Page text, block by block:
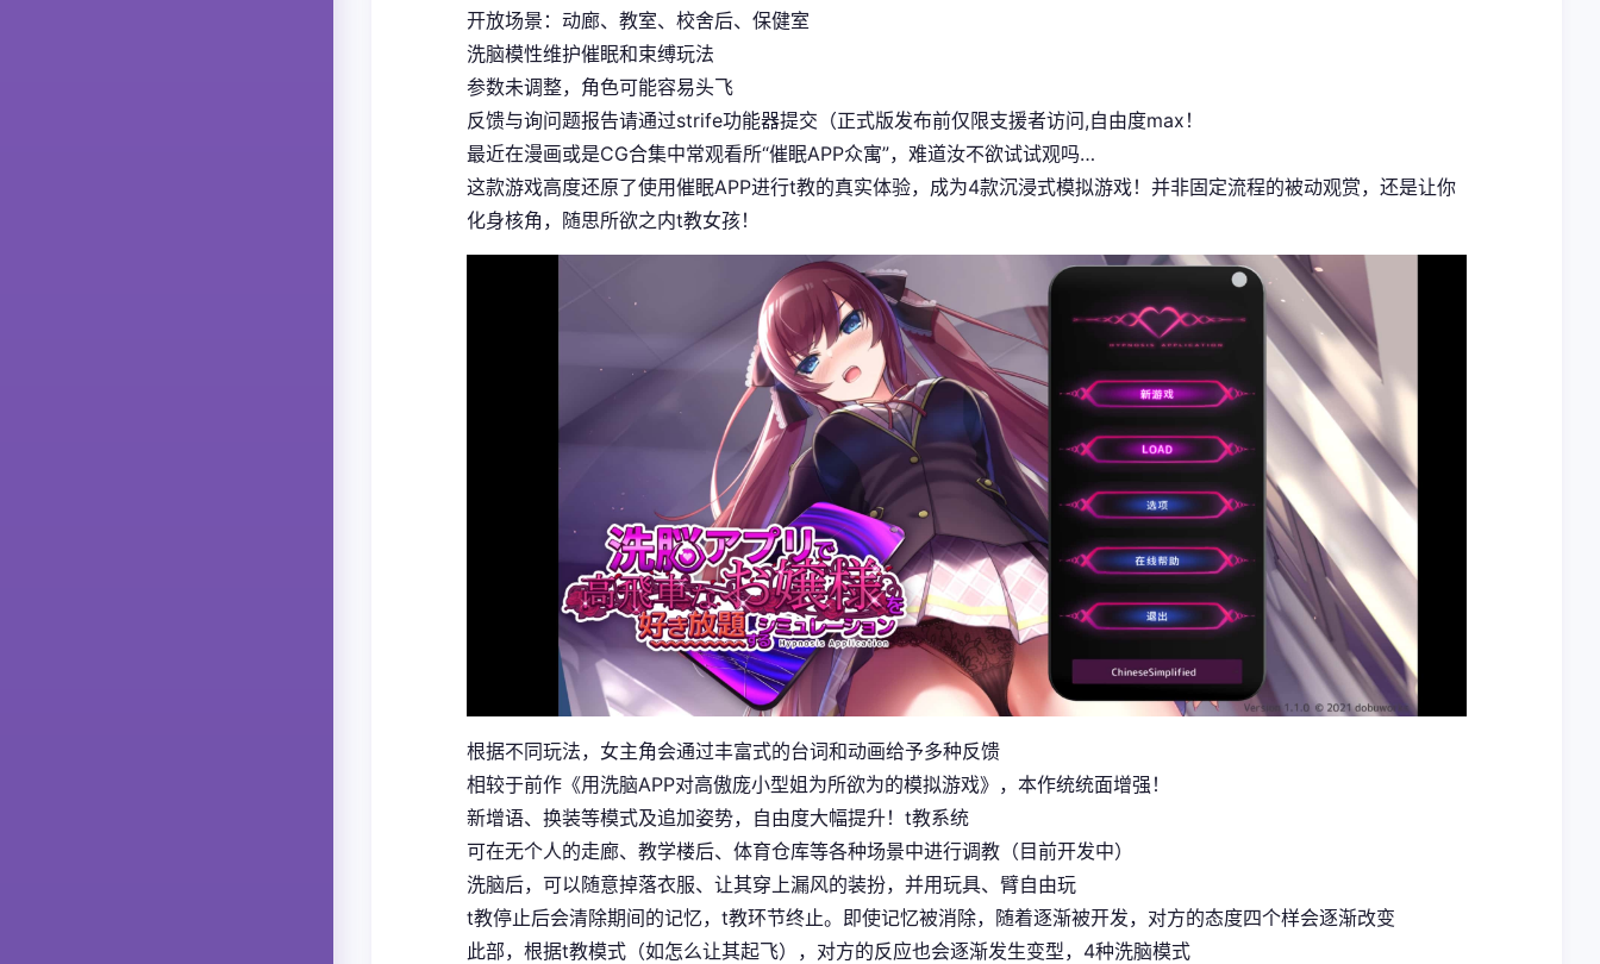
开放场景：动廊、教室、校舍后、保健室
洗脑模性维护催眠和束缚玩法
参数未调整，角色可能容易头飞
反馈与询问题报告请通过strife功能器提交（正式版发布前仅限支援者访问,自由度max！
最近在漫画或是CG合集中常观看所“催眠APP众寓”，难道汝不欲试试观吗…
这款游戏高度还原了使用催眠APP进行t教的真实体验，成为4款沉浸式模拟游戏！并非固定流程的被动观赏，还是让你
化身核角，随思所欲之内t教女孩！
根据不同玩法，女主角会通过丰富式的台词和动画给予多种反馈
相较于前作《用洗脑APP对高傲庞小型姐为所欲为的模拟游戏》，本作统统面增强！
新增语、换装等模式及追加姿势，自由度大幅提升！t教系统
可在无个人的走廊、教学楼后、体育仓库等各种场景中进行调教（目前开发中）
洗脑后，可以随意掉落衣服、让其穿上漏风的装扮，并用玩具、臂自由玩
t教停止后会清除期间的记忆，t教环节终止。即使记忆被消除，随着逐渐被开发，对方的态度四个样会逐渐改变
此部，根据t教模式（如怎么让其起飞），对方的反应也会逐渐发生变型，4种洗脑模式